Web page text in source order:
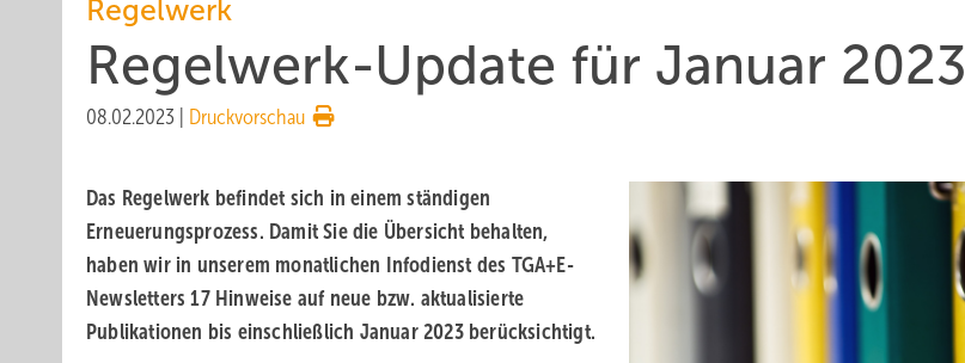
Regelwerk
Regelwerk-Update für Januar 2023
08.02.2023 Druckvorschau
Das Regelwerk befindet sich in einem ständigen
Erneuerungsprozess. Damit Sie die Übersicht behalten,
haben wir in unserem monatlichen Infodienst des TGA+E-
Newsletters 17 Hinweise auf neue bzw. aktualisierte
Publikationen bis einschließlich Januar 2023 berücksichtigt.